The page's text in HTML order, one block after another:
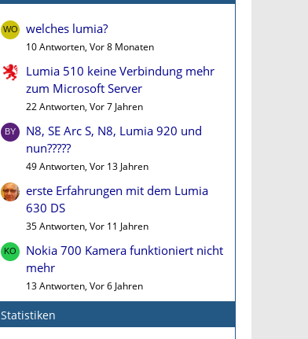
welches lumia?
10 Antworten, Vor 8 Monaten
Lumia 510 keine Verbindung mehr
zum Microsoft Server
22 Antworten, Vor 7 Jahren
N8, SE Arc S, N8, Lumia 920 und
nun?????
49 Antworten, Vor 13 Jahren
erste Erfahrungen mit dem Lumia
630 DS
35 Antworten, Vor 11 Jahren
Nokia 700 Kamera funktioniert nicht
mehr
13 Antworten, Vor 6 Jahren
Statistiken